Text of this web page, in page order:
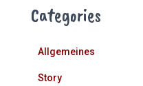
Categories
Allgemeines
Story